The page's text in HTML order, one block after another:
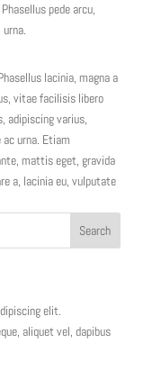
pede arcu,
lacinia, magna a
vitae facilisis libero
adipiscing varius,
urna. Etiam
mattis eget, gravida
a, lacinia eu, vulputate
elit.
aliquet vel, dapibus